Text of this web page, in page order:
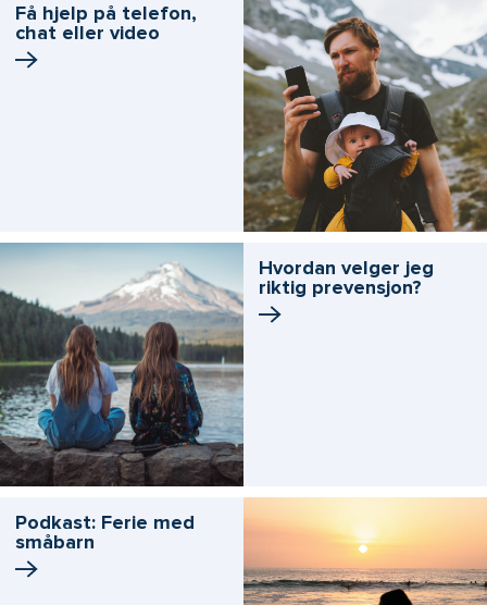
Få hjelp på telefon,
chat eller video
Hvordan velger jeg
riktig prevensjon?
Podkast: Ferie med
småbarn